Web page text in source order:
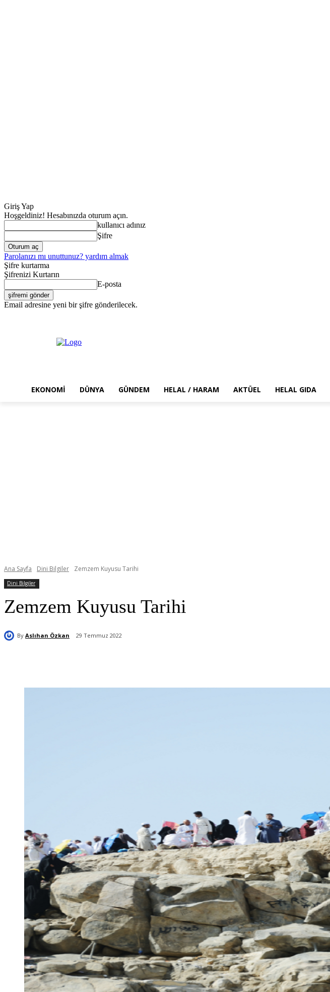
Giriş Yap
Hoşgeldiniz! Hesabınızda oturum açın.
kullanıcı adınız
Şifre
Parolanızı mı unuttunuz? yardım almak
Şifre kurtarma
Şifrenizi Kurtarın
E-posta
Email adresine yeni bir şifre gönderilecek.
EKONOMI DÜNYA GÜNDEM HELAL / HARAM AKTÜEL HELAL GIDA
Ana Sayfa Dini Bilgiler Zemzem Kuyusu Tarihi
Dini Bilgiler
Zemzem Kuyusu Tarihi
By Aslıhan Özkan 29 Temmuz 2022